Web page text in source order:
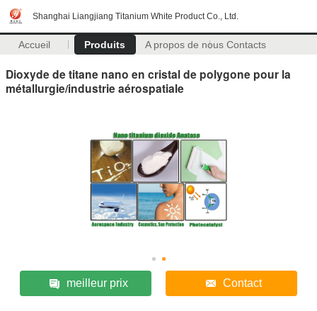
Shanghai Liangjiang Titanium White Product Co., Ltd.
Accueil Produits A propos de nous Contacts
Dioxyde de titane nano en cristal de polygone pour la
métallurgie/industrie aérospatiale
meilleur prix Contact